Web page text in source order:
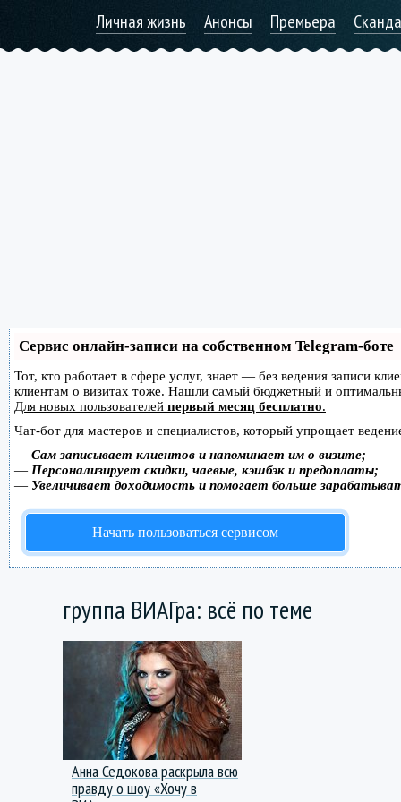
Личная жизнь Анонсы Премьера
Сервис онлайн-записи на собственном Telegram-боте
Тот, кто работает в сфере услуг, знает — без ведения записи
клиентам о визитах тоже. Нашли самый бюджетный и
Для новых пользователей первый месяц бесплатно.
Чат-бот для мастеров и специалистов, который упрощает
— Сам записывает клиентов и напоминает им о визите;
— Персонализирует скидки, чаевые, кэшбэк и предоплаты;
— Увеличивает доходимость и помогает больше
Начать пользоваться сервисом
группа ВИАГра: всё по теме
Анна Седокова раскрыла всю
правду о шоу «Хочу в